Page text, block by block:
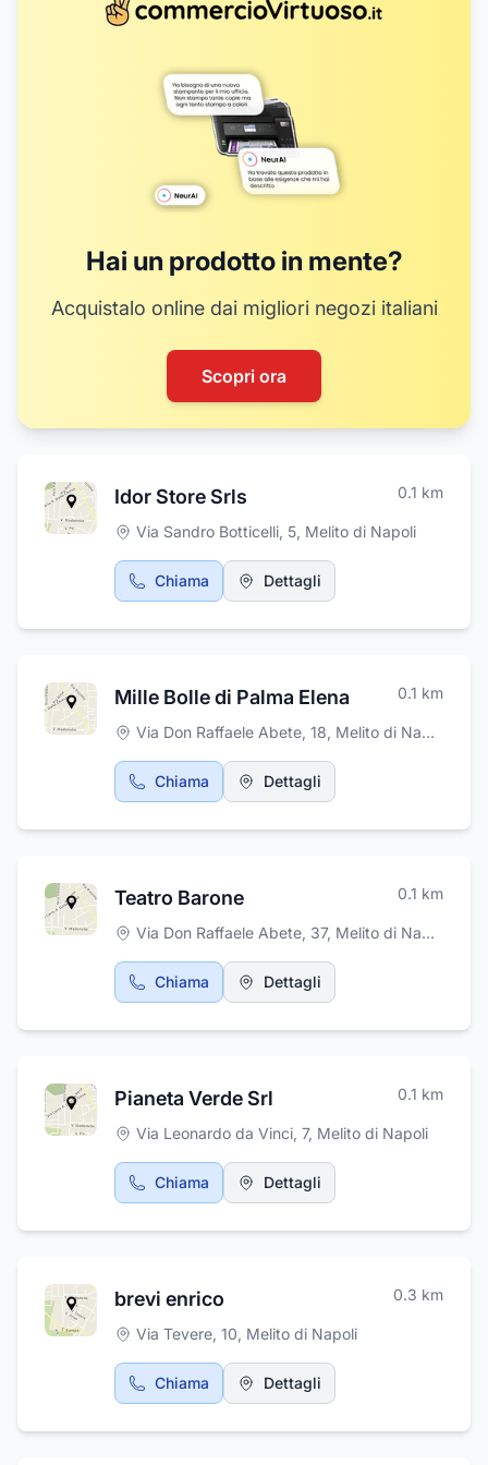
Hai un prodotto in mente?
Acquistalo online dai migliori negozi italiani
Scopri ora
Idor Store Srls 0.1 km
Via Sandro Botticelli, 5, Melito di Napoli
Chiama Dettagli
Mille Bolle di Palma Elena 0.1 km
Via Don Raffaele Abete, 18, Melito di Napoli
Chiama Dettagli
Teatro Barone 0.1 km
Via Don Raffaele Abete, 37, Melito di Napoli
Chiama Dettagli
Pianeta Verde Srl 0.1 km
Via Leonardo da Vinci, 7, Melito di Napoli
Chiama Dettagli
brevi enrico 0.3 km
Via Tevere, 10, Melito di Napoli
Chiama Dettagli